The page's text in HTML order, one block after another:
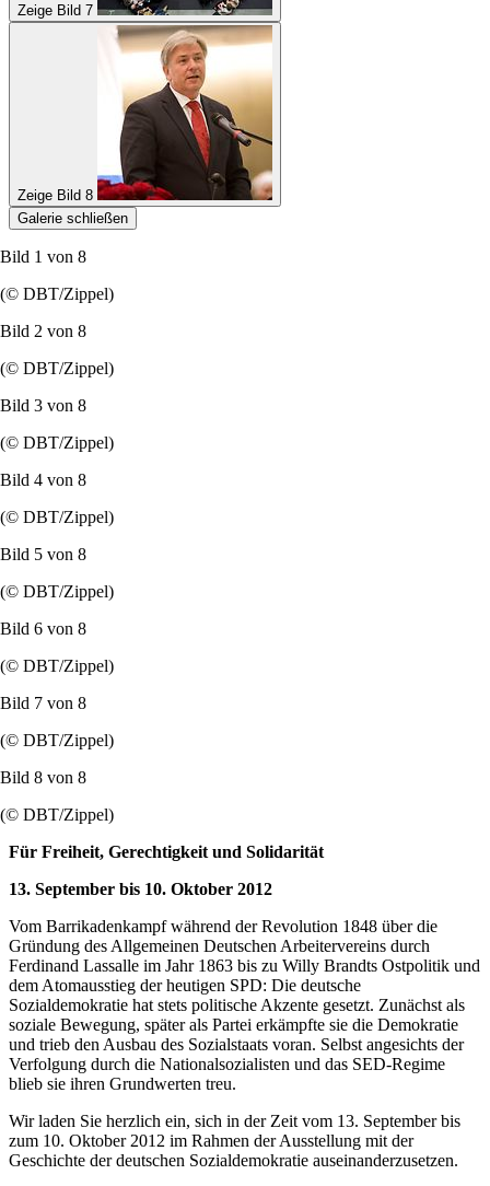
Zeige Bild 7
Zeige Bild 8
Galerie schließen
Bild 1 von 8
(© DBT/Zippel)
Bild 2 von 8
(© DBT/Zippel)
Bild 3 von 8
(© DBT/Zippel)
Bild 4 von 8
(© DBT/Zippel)
Bild 5 von 8
(© DBT/Zippel)
Bild 6 von 8
(© DBT/Zippel)
Bild 7 von 8
(© DBT/Zippel)
Bild 8 von 8
(© DBT/Zippel)
Für Freiheit, Gerechtigkeit und Solidarität
13. September bis 10. Oktober 2012
Vom Barrikadenkampf während der Revolution 1848 über die
Gründung des Allgemeinen Deutschen Arbeitervereins durch
Ferdinand Lassalle im Jahr 1863 bis zu Willy Brandts Ostpolitik und
dem Atomausstieg der heutigen SPD: Die deutsche
Sozialdemokratie hat stets politische Akzente gesetzt. Zunächst als
soziale Bewegung, später als Partei erkämpfte sie die Demokratie
und trieb den Ausbau des Sozialstaats voran. Selbst angesichts der
Verfolgung durch die Nationalsozialisten und das SED-Regime
blieb sie ihren Grundwerten treu.
Wir laden Sie herzlich ein, sich in der Zeit vom 13. September bis
zum 10. Oktober 2012 im Rahmen der Ausstellung mit der
Geschichte der deutschen Sozialdemokratie auseinanderzusetzen.